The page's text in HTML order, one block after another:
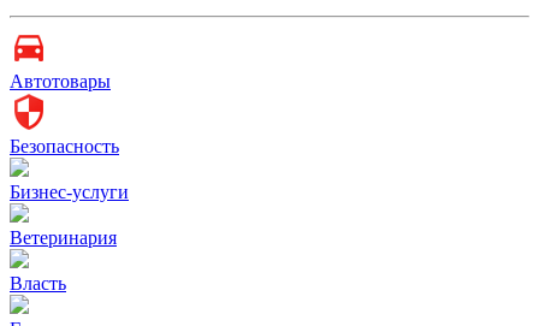
Автотовары
Безопасность
Бизнес-услуги
Ветеринария
Власть